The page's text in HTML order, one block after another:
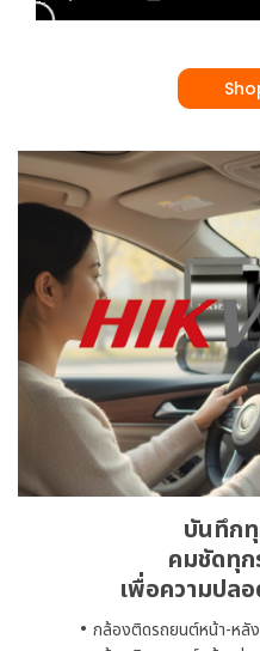
บันทึก
คมชัดทุก
เพื่อความปล
กล้องติดรถยนต์หน้า-หลัง